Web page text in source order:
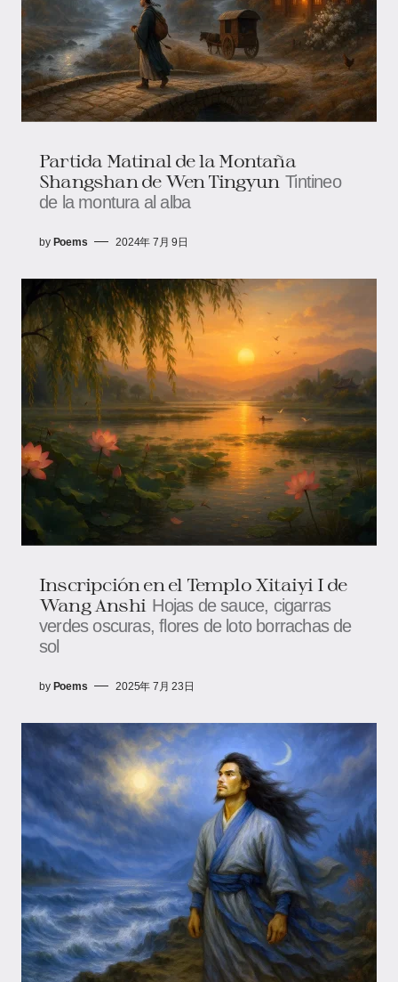
Partida Matinal de la Montaña
Shangshan de Wen Tingyun Tintineo
de la montura al alba
by Poems 2024年 7月 9日
Inscripción en el Templo Xitaiyi I ​​de
Wang Anshi Hojas de sauce, cigarras
verdes oscuras, flores de loto borrachas de
sol
by Poems 2025年 7月 23日